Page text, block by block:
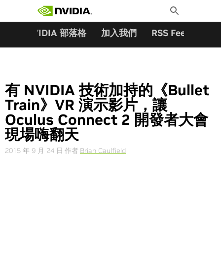
Toggle
Search
NVIDIA 部落格 加入我們 RSS Feeds
有 NVIDIA 技術加持的《Bullet
Train》VR 演示影片，讓
Oculus Connect 2 開發者大會
現場嗨翻天
2015 年 9 月 24 日 作者 Brian Caulfield